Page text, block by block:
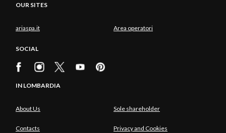
OUR SITES
ariaspa.it Area operatori
SOCIAL
IN LOMBARDIA
About Us Sole shareholder
Contacts Privacy and Cookies